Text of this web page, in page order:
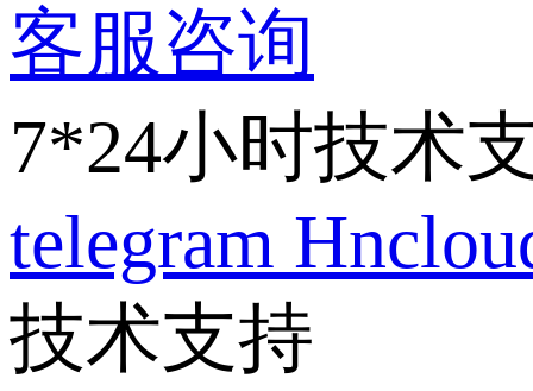
客服咨询
7*24小时技术
telegram
技术支持